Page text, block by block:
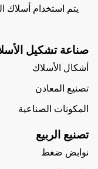
يتم استخدام أسلاك
صناعة تشكيل
أشكال الأسلاك
تصنيع المعادن
المكونات الصناعية
تصنيع الربيع
نوابض ضغط